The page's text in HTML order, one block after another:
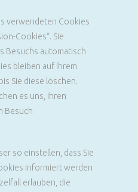
verwendeten Cookies
Cookies“. Sie
Besuchs automatisch
bleiben auf Ihrem
Sie diese löschen.
es uns, Ihren
Besuch
so einstellen, dass Sie
informiert werden
erlauben, die